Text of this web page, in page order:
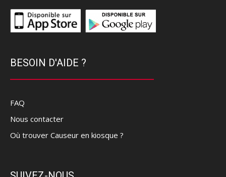
BESOIN D'AIDE ?
FAQ
Nous contacter
Où trouver Causeur en kiosque ?